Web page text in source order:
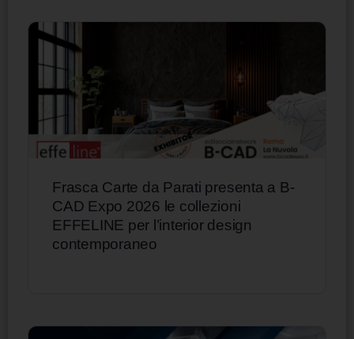
Frasca Carte da Parati presenta a B-
CAD Expo 2026 le collezioni
EFFELINE per l’interior design
contemporaneo